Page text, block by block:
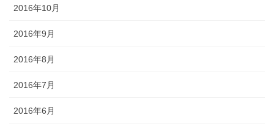
2016年10月
2016年9月
2016年8月
2016年7月
2016年6月